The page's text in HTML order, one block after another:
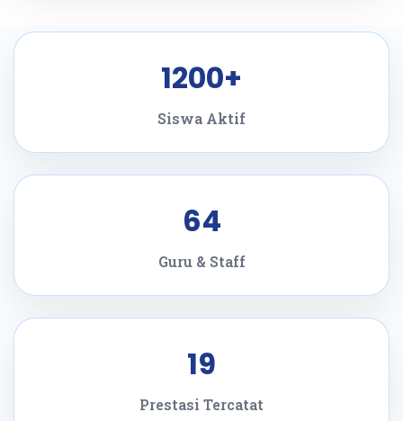
1200+
Siswa Aktif
64
Guru & Staff
19
Prestasi Tercatat